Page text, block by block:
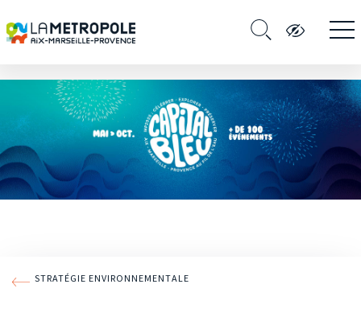
STRATÉGIE ENVIRONNEMENTALE